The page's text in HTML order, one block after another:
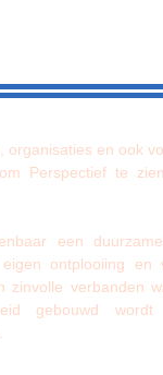
organisaties en ook
Perspectief te
een
ontplooiing en
zinvolle verbanden
gebouwd